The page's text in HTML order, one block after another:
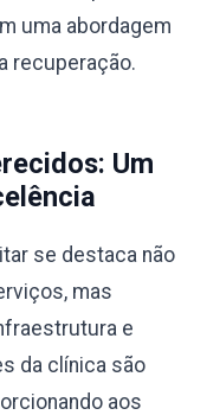
uma abordagem
recuperação.
Um
se destaca não
mas
e
da clínica são
aos